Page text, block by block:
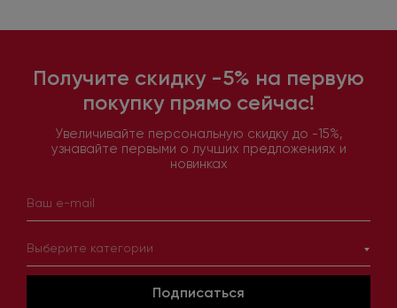
Получите скидку -5% на первую
покупку прямо сейчас!
Увеличивайте персональную скидку до -15%,
узнавайте первыми о лучших предложениях и
новинках
Выберите категории
Подписаться